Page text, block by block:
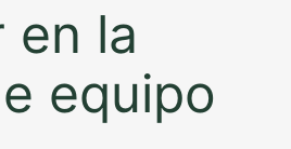
en la
equipo